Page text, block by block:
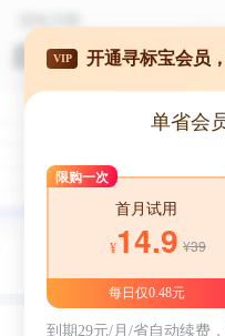
VIP 开通寻标宝会员
单省会
限购一次
首月试用
¥14.9 ¥39
每日仅0.48元
到期29元/月/省自动续费